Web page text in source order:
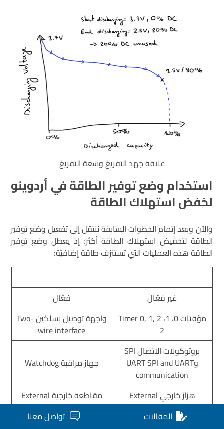
علاقة جهد التفريغ وسعة التفريغ
استخدام وضع توفير الطاقة في أردوينو
لخفض استهلاك الطاقة
والآن وبعد إتمام الخطوات السابقة ننتقل إلى تفعيل وضع توفير
الطاقة لتخفيض استهلاك الطاقة أكثر؛ إذ يعطل وضع توفير
الطاقة هذه العمليات التي تستنزف طاقة إضافيّة:
غير فعّال
فعّال
مؤقتات 0، 1، 2 Timer 0, 1,
2
واجهة توصيل بسلكين Two-
wire interface
بروتوكولات الاتصال SPI
وUART SPI and UART
communication
جهاز مراقبة Watchdog
هزاز خارجي External
Oscillator
مقاطعة خارجية External
interrupt
المقالات تواصل معنا